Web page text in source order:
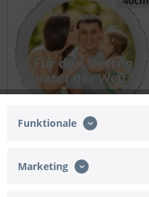
Ballon mit Foto als
Funktionale
Marketing